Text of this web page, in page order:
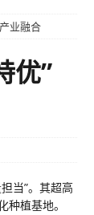
业融合
优”
当”。其超高
植基地。